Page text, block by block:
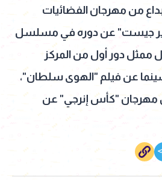
من مهرجان الفضائيات
جيست" عن دوره في مسلسل
ممثل دور أول من المركز
عن فيلم "الهوى سلطان"،
مهرجان "كأس إنرجي" عن